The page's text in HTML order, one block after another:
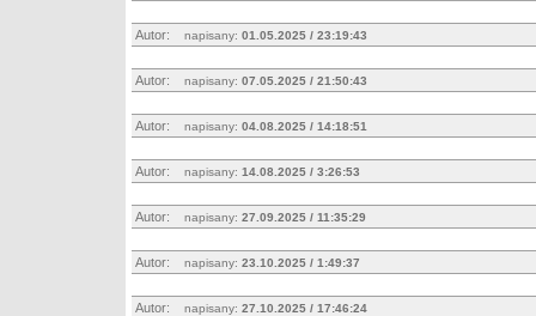
Autor: napisany: 01.05.2025 / 23:19:43
Autor: napisany: 07.05.2025 / 21:50:43
Autor: napisany: 04.08.2025 / 14:18:51
Autor: napisany: 14.08.2025 / 3:26:53
Autor: napisany: 27.09.2025 / 11:35:29
Autor: napisany: 23.10.2025 / 1:49:37
Autor: napisany: 27.10.2025 / 17:46:24